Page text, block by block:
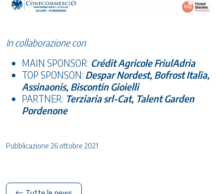
In collaborazione con
MAIN SPONSOR: Crédit Agricole FriulAdria
TOP SPONSON: Despar Nordest, Bofrost Italia,
Assinaonis, Biscontin Gioielli
PARTNER: Terziaria srl-Cat, Talent Garden
Pordenone
Pubblicazione 26 ottobre 2021